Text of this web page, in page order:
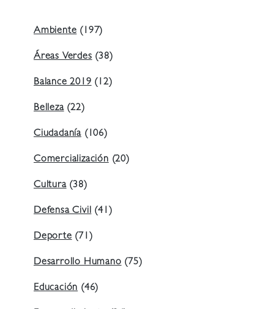
Ambiente(197)
Áreas Verdes(38)
Balance 2019(12)
Belleza(22)
Ciudadanía (106)
Comercialización(20)
Cultura(38)
Defensa Civil(41)
Deporte(71)
Desarrollo Humano(75)
Educación(46)